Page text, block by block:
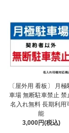
〔屋外用 看板〕 月極
車場 無断駐車禁止 禁
名入れ無料 長期利用
能
3,000円(税込)